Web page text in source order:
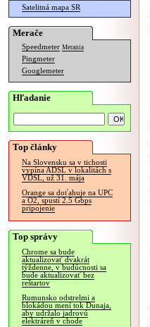
Satelitná mapa SR
Merače
Speedmeter Merania
Pingmeter
Googlemeter
Hľadanie
Top články
Na Slovensku sa v tichosti
vypína ADSL v lokalitách s
VDSL, už 31. mája
Orange sa doťahuje na UPC
a O2, spustí 2.5 Gbps
pripojenie
Top správy
Chrome sa bude
aktualizovať dvakrát
týždenne, v budúcnosti sa
bude aktualizovať bez
reštartov
Rumunsko odstrelmi a
blokádou mení tok Dunaja,
aby udržalo jadrovú
elektráreň v chode